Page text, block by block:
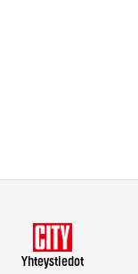
Yhteystiedot